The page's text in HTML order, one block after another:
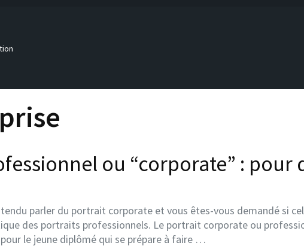
ou “corporate” : pour
parler du portrait corporate et vous êtes-vous demandé si
des portraits professionnels. Le portrait corporate ou
le jeune diplômé qui se prépare à faire …